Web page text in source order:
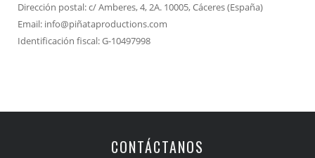
Dirección postal: c/ Amberes, 4, 2A. 10005, Cáceres (España)
Email: info@piñataproductions.com
Identificación fiscal: G-10497998
CONTÁCTANOS